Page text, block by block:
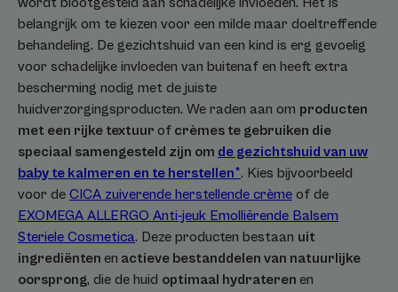
belangrijk om te kiezen voor een milde maar doeltreffende
behandeling. De gezichtshuid van een kind is erg gevoelig
voor schadelijke invloeden van buitenaf en heeft extra
bescherming nodig met de juiste
huidverzorgingsproducten. We raden aan om producten
met een rijke textuur of crèmes te gebruiken die
speciaal samengesteld zijn om de gezichtshuid van uw
baby te kalmeren en te herstellen*. Kies bijvoorbeeld
voor de CICA zuiverende herstellende crème of de
EXOMEGA ALLERGO Anti-jeuk Emolliërende Balsem
Steriele Cosmetica. Deze producten bestaan uit
ingrediënten en actieve bestanddelen van natuurlijke
oorsprong, die de huid optimaal hydrateren en